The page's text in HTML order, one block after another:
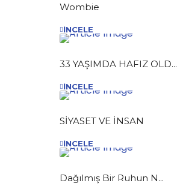
Wombie
İNCELE
33 YAŞIMDA HAFIZ OLD...
İNCELE
SİYASET VE İNSAN
İNCELE
Dağılmış Bir Ruhun N...